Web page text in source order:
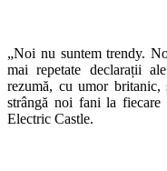
„Noi nu suntem trendy.
mai repetate declarații
rezumă, cu umor
strângă noi fani la
Electric Castle.